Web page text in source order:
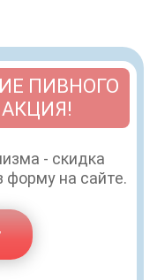
ПИВНОГО
- скидка
форму на сайте.